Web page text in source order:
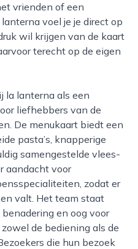
vrienden of een
voel je je direct op
wil krijgen van de kaart
terecht op de eigen
liefhebbers van de
De menukaart biedt een
pasta’s, knapperige
samengestelde vlees-
aandacht voor
zodat er
valt. Het team staat
en oog voor
de bediening als de
die hun bezoek